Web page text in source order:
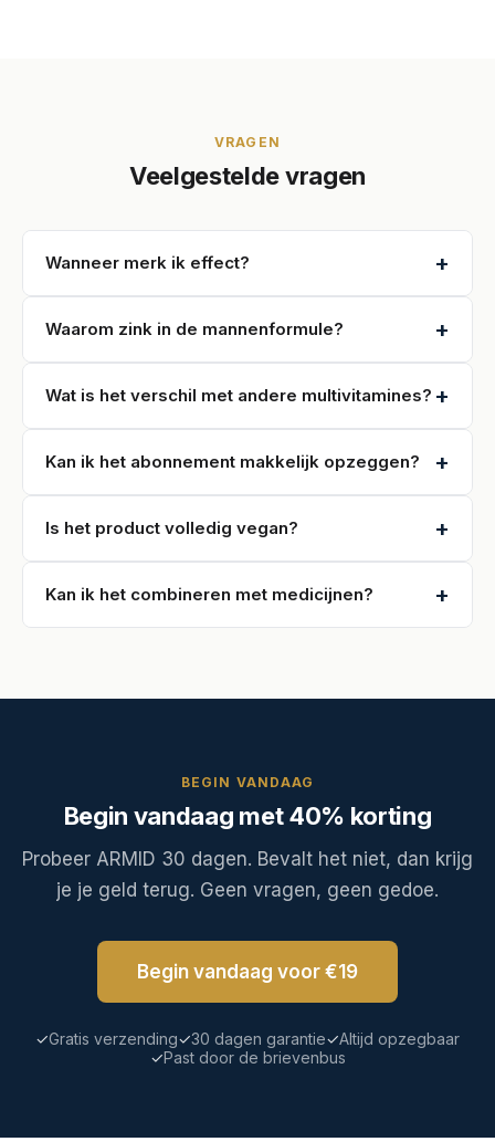
VRAGEN
Veelgestelde vragen
Wanneer merk ik effect? +
Waarom zink in de mannenformule? +
Wat is het verschil met andere multivitamines? +
Kan ik het abonnement makkelijk opzeggen? +
Is het product volledig vegan? +
Kan ik het combineren met medicijnen? +
BEGIN VANDAAG
Begin vandaag met 40% korting
Probeer ARMID 30 dagen. Bevalt het niet, dan krijg
je je geld terug. Geen vragen, geen gedoe.
Begin vandaag voor €19
✓Gratis verzending✓30 dagen garantie✓Altijd opzegbaar
✓Past door de brievenbus